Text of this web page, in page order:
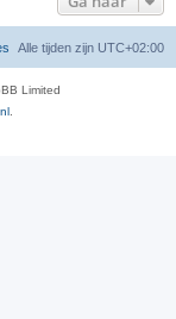
Alle tijden zijn UTC+02:00
Limited